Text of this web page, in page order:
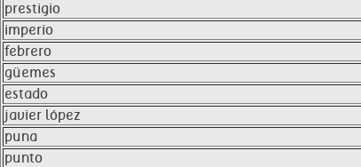
prestigio
imperio
febrero
güemes
estado
javier lópez
puna
punto